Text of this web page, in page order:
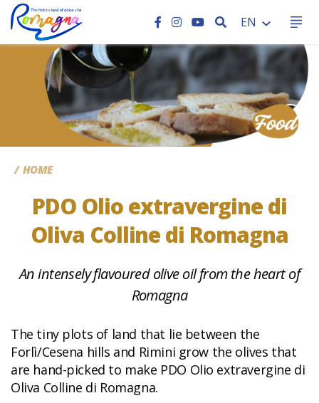
SEARCH
EN
CC
HOME
PDO Olio extravergine di
Oliva Colline di Romagna
An intensely flavoured olive oil from the heart of
Romagna
The tiny plots of land that lie between the
Forlì/Cesena hills and Rimini grow the olives that
are hand-picked to make PDO Olio extravergine di
Oliva Colline di Romagna.